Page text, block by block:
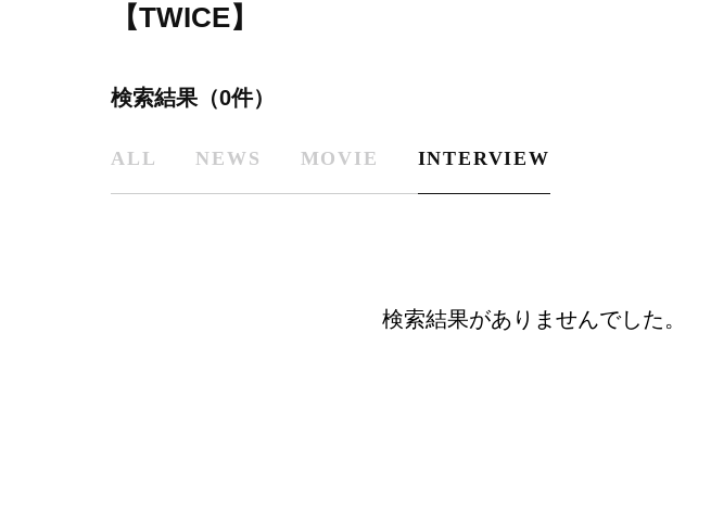
【TWICE】
検索結果（0件）
ALL NEWS MOVIE INTERVIEW
検索結果がありませんでした。